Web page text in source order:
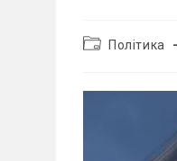
Категорія
Політика